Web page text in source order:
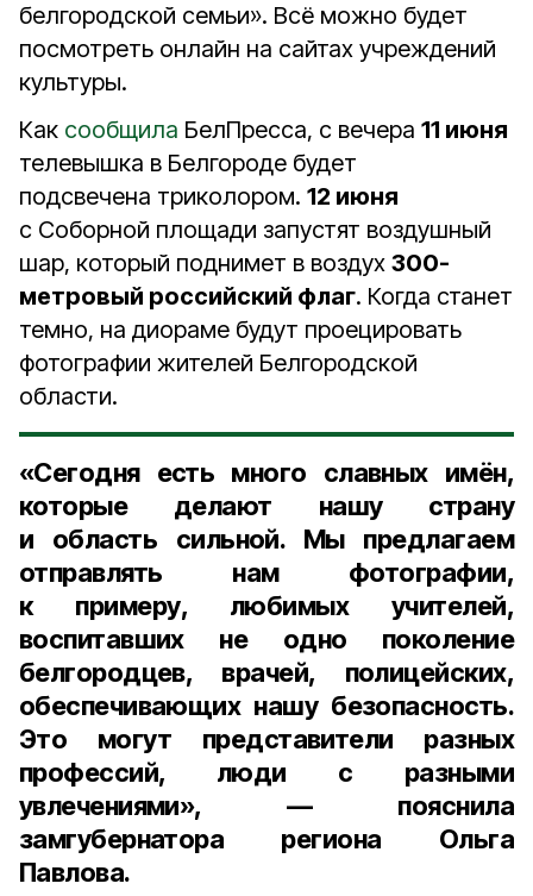
белгородской семьи». Всё можно будет
посмотреть онлайн на сайтах учреждений
культуры.
Как сообщила БелПресса, с вечера 11 июня
телевышка в Белгороде будет
подсвечена триколором. 12 июня
с Соборной площади запустят воздушный
шар, который поднимет в воздух 300-
метровый российский флаг. Когда станет
темно, на диораме будут проецировать
фотографии жителей Белгородской
области.
«Сегодня есть много славных имён,
которые делают нашу страну
и область сильной. Мы предлагаем
отправлять нам фотографии,
к примеру, любимых учителей,
воспитавших не одно поколение
белгородцев, врачей, полицейских,
обеспечивающих нашу безопасность.
Это могут представители разных
профессий, люди с разными
увлечениями», — пояснила
замгубернатора региона Ольга
Павлова.